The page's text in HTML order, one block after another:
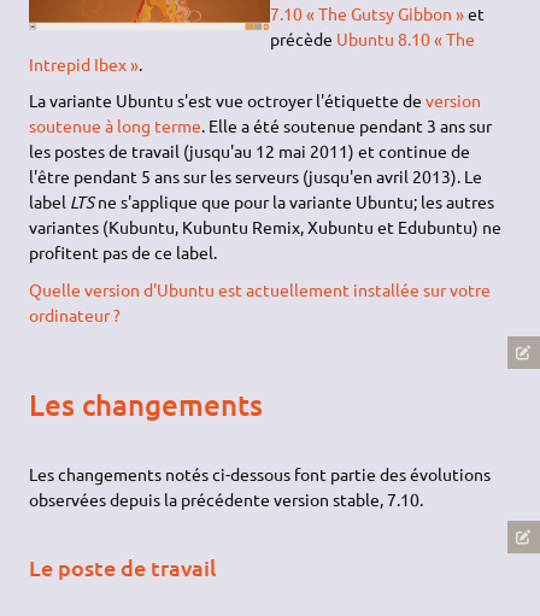
7.10 « The Gutsy Gibbon »et
précède Ubuntu 8.10 « The
Intrepid Ibex ».
La variante Ubuntu s'est vue octroyer l'étiquette deversion
soutenue à long terme. Elle a été soutenue pendant 3 ans sur
les postes de travail (jusqu'au 12 mai 2011) et continue de
l'être pendant 5 ans sur les serveurs (jusqu'en avril 2013). Le
label LTSne s'applique que pour la variante Ubuntu; les autres
variantes (Kubuntu, Kubuntu Remix, Xubuntu et Edubuntu) ne
profitent pas de ce label.
Quelle version d'Ubuntu est actuellement installée sur votre
ordinateur ?
Les changements
Les changements notés ci-dessous font partie des évolutions
observées depuis la précédente version stable, 7.10.
Le poste de travail